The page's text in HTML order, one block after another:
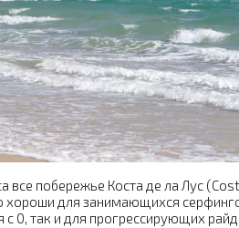
побережье Коста де ла Лус
для занимающихся
0, так и для прогрессирующих